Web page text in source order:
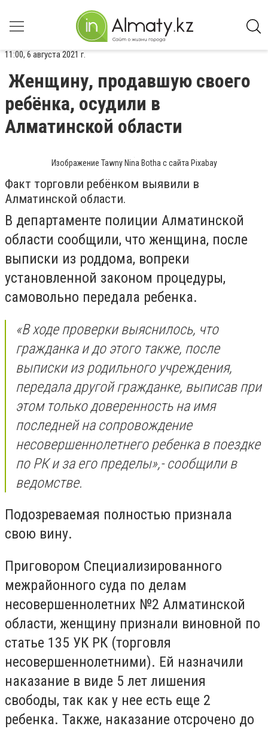
11:00, 6 августа 2021 г.
Женщину, продавшую своего
ребёнка, осудили в
Алматинской области
Изображение Tawny Nina Botha с сайта Pixabay
Факт торговли ребёнком выявили в
Алматинской области.
В департаменте полиции Алматинской
области сообщили, что женщина, после
выписки из роддома, вопреки
установленной законом процедуры,
самовольно передала ребенка.
«В ходе проверки выяснилось, что
гражданка и до этого также, после
выписки из родильного учреждения,
передала другой гражданке, выписав при
этом только доверенность на имя
последней на сопровождение
несовершеннолетнего ребенка в поездке
по РК и за его пределы»,- сообщили в
ведомстве.
Подозреваемая полностью признала
свою вину.
Приговором Специализированного
межрайонного суда по делам
несовершеннолетних №2 Алматинской
области, женщину признали виновной по
статье 135 УК РК (торговля
несовершеннолетними). Ей назначили
наказание в виде 5 лет лишения
свободы, так как у нее есть еще 2
ребенка. Также, наказание отсрочено до